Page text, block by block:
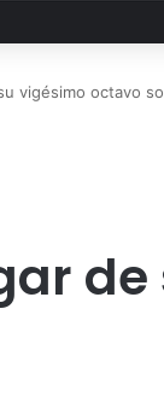
vigésimo octavo
de